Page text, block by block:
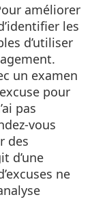
améliorer
les
d’utiliser
un examen
pour
pas
vous
des
d’une
ne